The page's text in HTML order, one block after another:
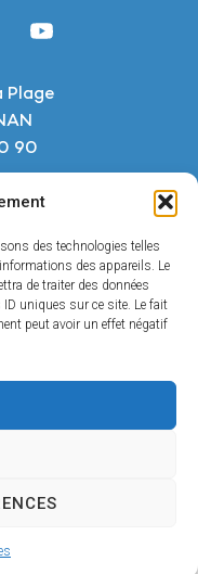
des technologies telles
des appareils. Le
de traiter des données
uniques sur ce site. Le fait
peut avoir un effet négatif
Plage
90
:
à 18h
:
à 17h